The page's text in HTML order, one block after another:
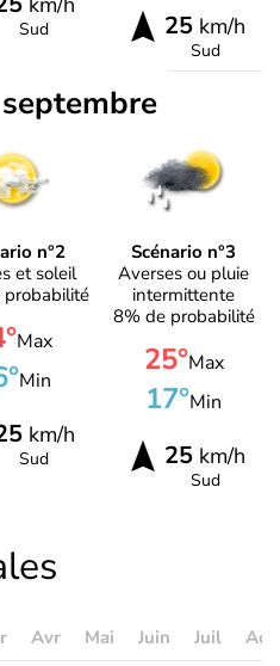
Sud 25 km/h
Sud
n°2
et soleil
Max
Min
km/h
Sud
Scénario n°3
Averses ou pluie
intermittente
8% de probabilité
25°Max
17°Min
25 km/h
Sud
Avr Mai Juin Juil